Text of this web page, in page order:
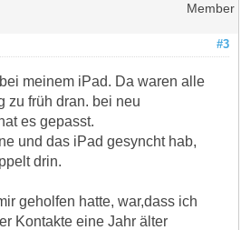
Member
#3
meinem iPad. Da waren alle
zu früh dran. bei neu
es gepasst.
und das iPad gesyncht hab,
drin.
geholfen hatte, war,dass ich
Kontakte eine Jahr älter